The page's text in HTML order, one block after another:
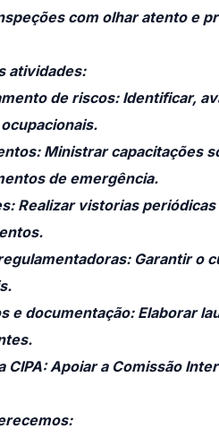
com olhar atento e
atividades:
de riscos: Identificar,
: Ministrar capacitações
de emergência.
: Realizar vistorias
: Garantir o
e documentação: Elaborar
CIPA: Apoiar a Comissão